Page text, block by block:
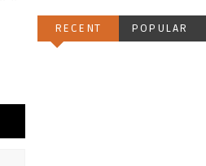
RECENT POPULAR